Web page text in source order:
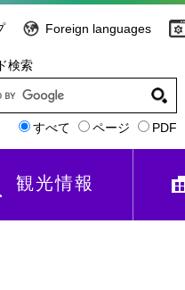
Foreign languages
検索
すべて ページ PDF
観光情報